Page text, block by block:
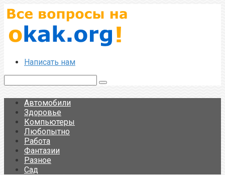
Перейти
к
контенту
Написать нам
Автомобили
Здоровье
Компьютеры
Любопытно
Работа
Фантазии
Разное
Сад